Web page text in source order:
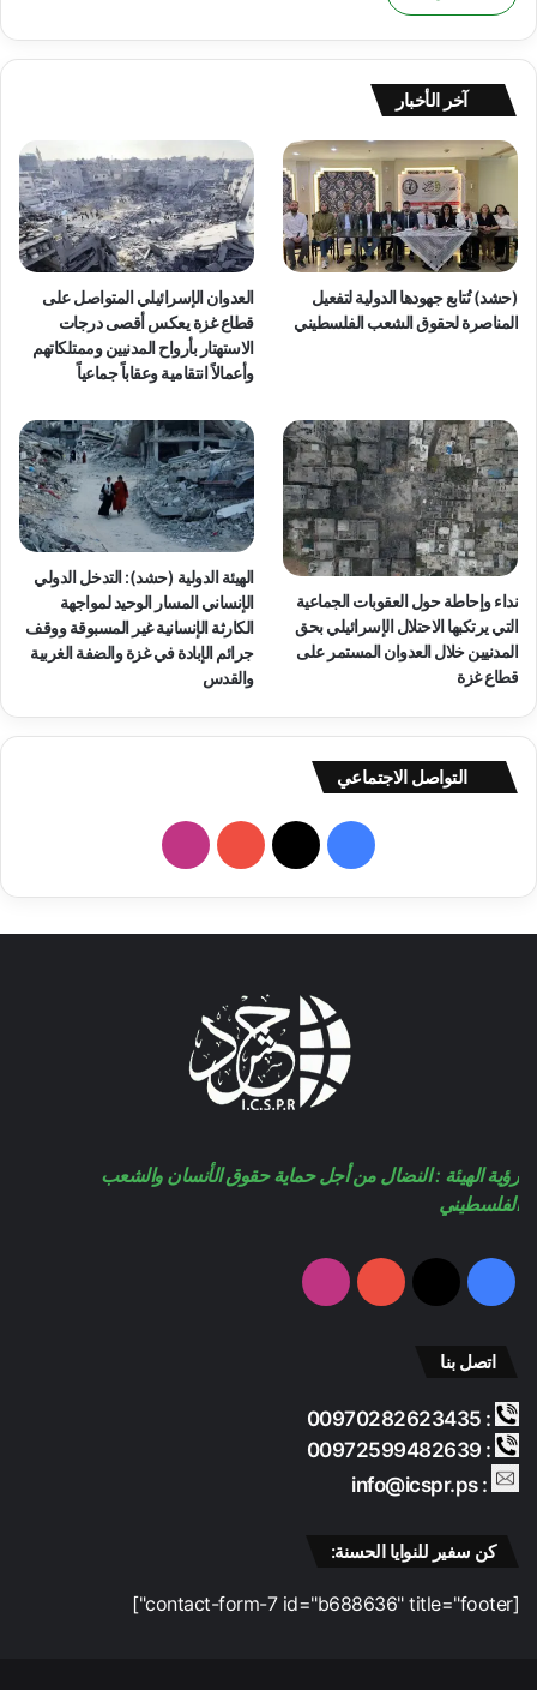
آخر الأخبار
(حشد) تُتابع جهودها الدولية لتفعيل
المناصرة لحقوق الشعب الفلسطيني
العدوان الإسرائيلي المتواصل على
قطاع غزة يعكس أقصى درجات
الاستهتار بأرواح المدنيين وممتلكاتهم
وأعمالاً انتقامية وعقاباً جماعياً
نداء وإحاطة حول العقوبات الجماعية
التي يرتكبها الاحتلال الإسرائيلي بحق
المدنيين خلال العدوان المستمر على
قطاع غزة
الهيئة الدولية (حشد): التدخل الدولي
الإنساني المسار الوحيد لمواجهة
الكارثة الإنسانية غير المسبوقة ووقف
جرائم الإبادة في غزة والضفة الغربية
والقدس
التواصل الاجتماعي
ي
س
و
ك
X
Y
o
T
u
e
ن
س
م
رؤية الهيئة : النضال من أجل حماية حقوق الأنسان والشعب
الفلسطيني
فيسبوك ‫X
‫YouTubeانستقرام
اتصل بنا
: 00970282623435
: 00972599482639
: info@icspr.ps
كن سفير للنوايا الحسنة:
[contact-form-7 id="b688636" title="footer"]